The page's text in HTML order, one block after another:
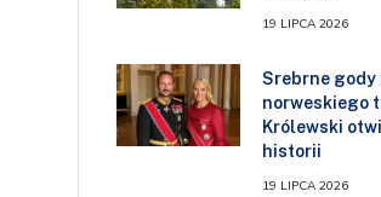
19 LIPCA 2026
Srebrne
norweskiego
Królewski
historii
19 LIPCA 2026